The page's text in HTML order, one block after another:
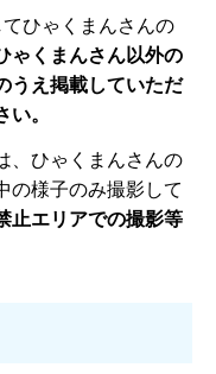
ひゃくまんさんの
ゃくまんさん以外の
うえ掲載していただ
。
、ひゃくまんさんの
の様子のみ撮影して
止エリアでの撮影等